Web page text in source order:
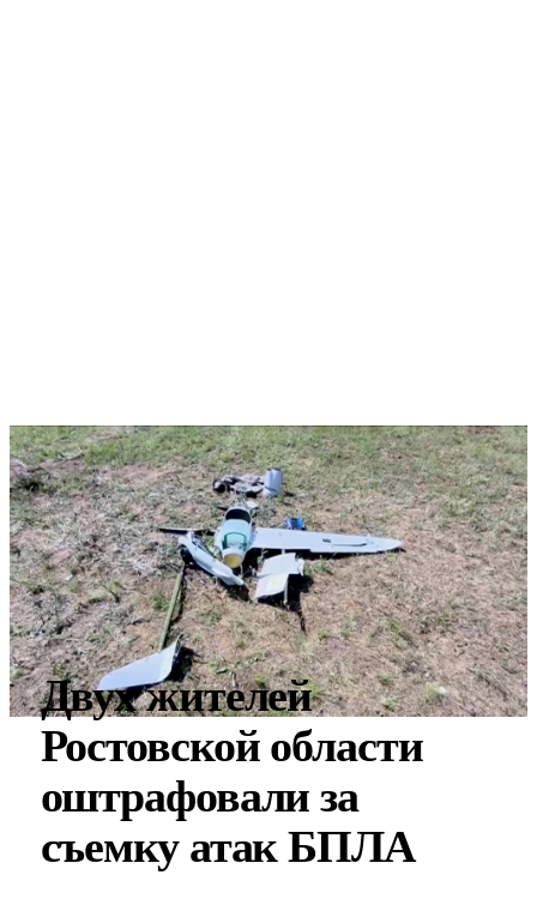
Двух жителей
Ростовской области
оштрафовали за
съемку атак БПЛА